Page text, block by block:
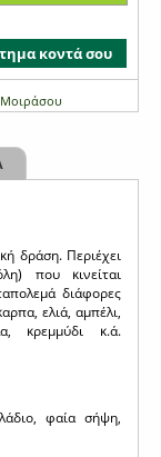
κοντά σου
Μοιράσου
δράση. Περιέχει
που κινείται
διάφορες
ελιά, αμπέλι,
κρεμμύδι κ.ά.
φαία σήψη,